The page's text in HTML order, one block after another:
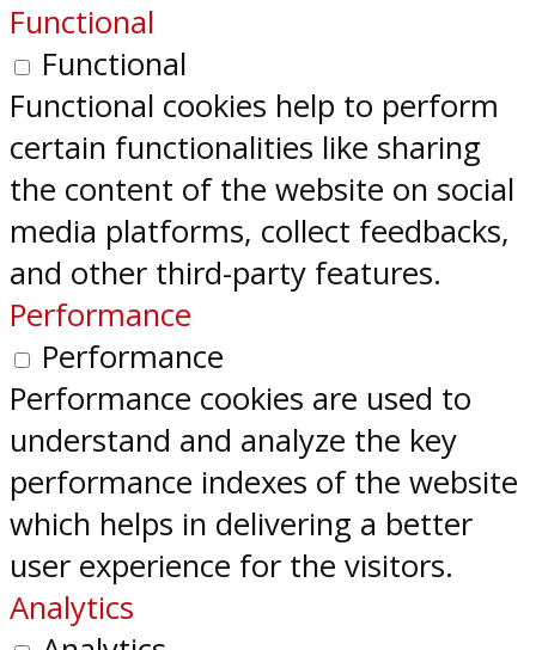
Functional
Functional
Functional cookies help to perform
certain functionalities like sharing
the content of the website on social
media platforms, collect feedbacks,
and other third-party features.
Performance
Performance
Performance cookies are used to
understand and analyze the key
performance indexes of the website
which helps in delivering a better
user experience for the visitors.
Analytics